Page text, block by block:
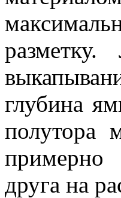
глубина
полутора
примерно
друга на